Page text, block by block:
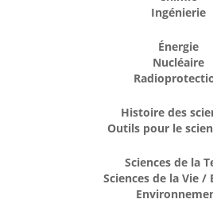
Ingénierie
Énergie
Nucléaire
Histoire des
Outils pour le
Sciences de la
Sciences de la Vie /